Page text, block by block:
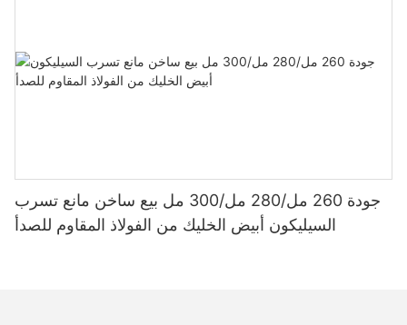
جودة 260 مل/280 مل/300 مل بيع ساخن مانع تسرب
السيليكون أبيض الخليك من الفولاذ المقاوم للصدأ